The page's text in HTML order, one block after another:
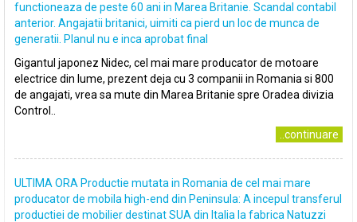
functioneaza de peste 60 ani in Marea Britanie. Scandal contabil
anterior. Angajatii britanici, uimiti ca pierd un loc de munca de
generatii. Planul nu e inca aprobat final
Gigantul japonez Nidec, cel mai mare producator de motoare
electrice din lume, prezent deja cu 3 companii in Romania si 800
de angajati, vrea sa mute din Marea Britanie spre Oradea divizia
Control..
..continuare
ULTIMA ORA Productie mutata in Romania de cel mai mare
producator de mobila high-end din Peninsula: A incepul transferul
productiei de mobilier destinat SUA din Italia la fabrica Natuzzi